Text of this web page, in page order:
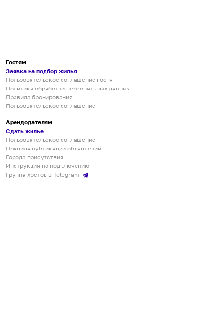
Гостям
Заявка на подбор жилья
Пользовательское соглашение гостя
Политика обработки персональных данных
Правила бронирования
Пользовательское соглашение
Арендодателям
Сдать жилье
Пользовательское соглашение
Правила публикации объявлений
Города присутствия
Инструкция по подключению
Группа хостов в Telegram